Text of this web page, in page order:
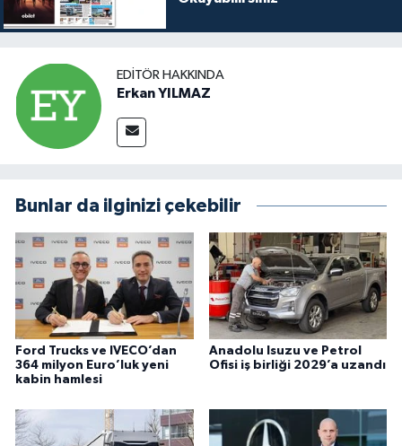
EDITÖR HAKKINDA
Erkan YILMAZ
Bunlar da ilginizi çekebilir
Ford Trucks ve IVECO’dan
364 milyon Euro’luk yeni
kabin hamlesi
Anadolu Isuzu ve Petrol
Ofisi iş birliği 2029’a uzandı